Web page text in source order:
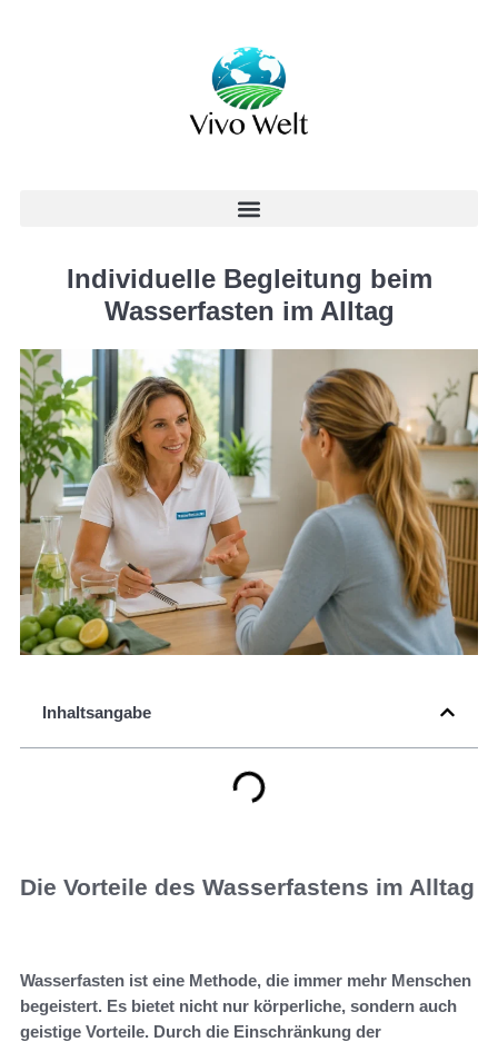
Individuelle Begleitung beim
Wasserfasten im Alltag
Inhaltsangabe
Die Vorteile des Wasserfastens im Alltag
Wasserfasten ist eine Methode, die immer mehr Menschen
begeistert. Es bietet nicht nur körperliche, sondern auch
geistige Vorteile. Durch die Einschränkung der